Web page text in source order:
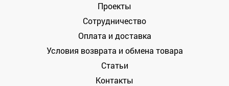
Проекты
Сотрудничество
Оплата и доставка
Условия возврата и обмена товара
Статьи
Контакты